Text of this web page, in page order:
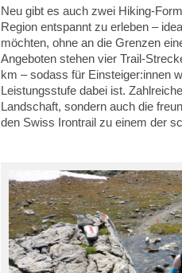
Neu gibt es auch zwei Hiking-
Region entspannt zu erleben –
möchten, ohne an die Grenzen
Angeboten stehen vier Trail-
km – sodass für Einsteiger:innen
Leistungsstufe dabei ist.
Landschaft, sondern auch die
den Swiss Irontrail zu einem der